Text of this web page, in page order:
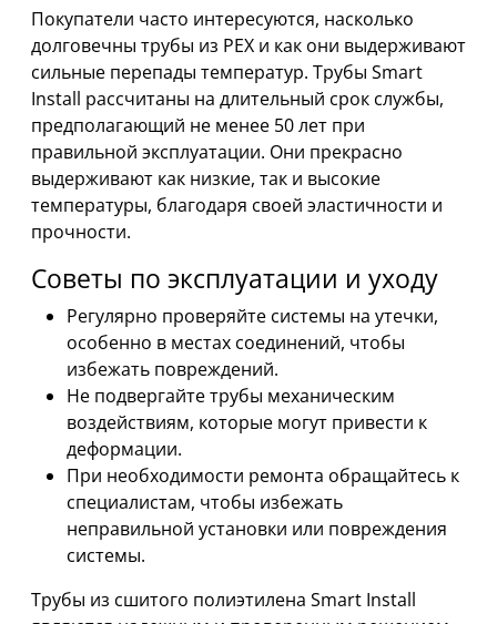
Покупатели часто интересуются, насколько
долговечны трубы из PEX и как они выдерживают
сильные перепады температур. Трубы Smart
Install рассчитаны на длительный срок службы,
предполагающий не менее 50 лет при
правильной эксплуатации. Они прекрасно
выдерживают как низкие, так и высокие
температуры, благодаря своей эластичности и
прочности.
Советы по эксплуатации и уходу
Регулярно проверяйте системы на утечки,
особенно в местах соединений, чтобы
избежать повреждений.
Не подвергайте трубы механическим
воздействиям, которые могут привести к
деформации.
При необходимости ремонта обращайтесь к
специалистам, чтобы избежать
неправильной установки или повреждения
системы.
Трубы из сшитого полиэтилена Smart Install